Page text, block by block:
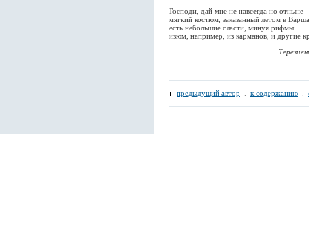
Господи, дай мне не навсегда но отныне
мягкий костюм, заказанный летом в
есть небольшие сласти, минуя рифмы
изюм, например, из карманов, и другие
Терезиенштадт,
предыдущий автор к содержанию